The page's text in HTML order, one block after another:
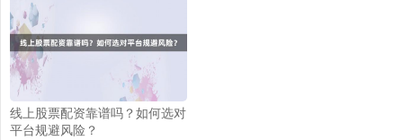
线上股票配资靠谱吗？如何选对
平台规避风险？
3537.21